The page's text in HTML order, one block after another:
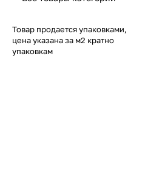
Товар продается упаковками,
цена указана за м2 кратно
упаковкам